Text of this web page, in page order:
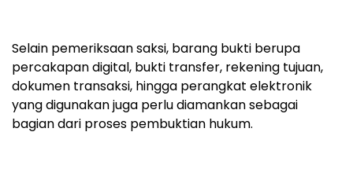
Selain pemeriksaan saksi, barang bukti berupa
percakapan digital, bukti transfer, rekening tujuan,
dokumen transaksi, hingga perangkat elektronik
yang digunakan juga perlu diamankan sebagai
bagian dari proses pembuktian hukum.